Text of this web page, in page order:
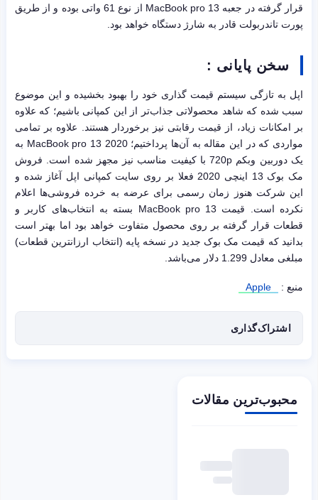
قرار گرفته در جعبه MacBook pro 13 از نوع 61 واتی بوده و از طریق
پورت تاندربولت قادر به شارژ دستگاه خواهد بود.
سخن پایانی :
اپل به تازگی سیستم قیمت گذاری خود را بهبود بخشیده و این موضوع
سبب شده که شاهد محصولاتی جذاب‌تر از این کمپانی باشیم؛ که علاوه
بر امکانات زیاد، از قیمت رقابتی نیز برخوردار هستند. علاوه بر تمامی
مواردی که در این مقاله به آن‌ها پرداختیم؛ MacBook pro 13 2020 به
یک دوربین وبکم 720p با کیفیت مناسب نیز مجهز شده است. فروش
مک بوک 13 اینچی 2020 فعلا بر روی سایت کمپانی اپل آغاز شده و
این شرکت هنوز زمان رسمی برای عرضه به خرده فروشی‌ها اعلام
نکرده است. قیمت MacBook pro 13 بسته به انتخاب‌های کاربر و
قطعات قرار گرفته بر روی محصول متفاوت خواهد بود اما بهتر است
بدانید که قیمت مک بوک جدید در نسخه پایه (انتخاب ارزانترین قطعات)
مبلغی معادل 1.299 دلار می‌باشد.
منبع : Apple
اشتراک‌گذاری
محبوب‌ترین مقالات